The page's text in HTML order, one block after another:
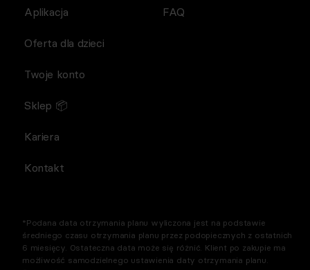
Aplikacja FAQ
Oferta dla dzieci
Twoje konto
Sklep 📦
Kariera
Kontakt
*Podana data otrzymania planu wyliczona jest na podstawie
średniego czasu otrzymania planu przez podopiecznych z ostatnich
6 miesięcy. Ostateczna data może się różnić. Klient po zakupie ma
możliwość samodzielnego ustawienia daty otrzymania planu.